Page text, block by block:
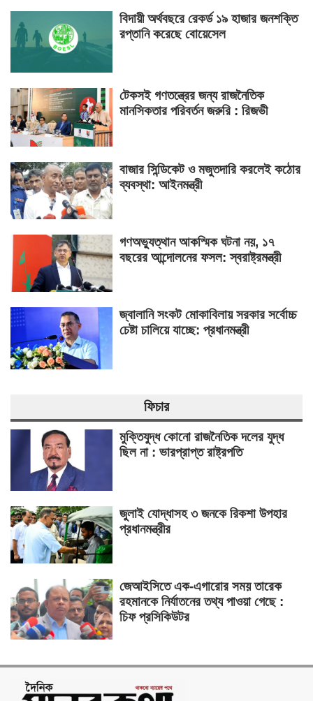
বিদায়ী অর্থবছরে রেকর্ড ১৯ হাজার জনশক্তি
রপ্তানি করেছে বোয়েসেল
টেকসই গণতন্ত্রের জন্য রাজনৈতিক
মানসিকতার পরিবর্তন জরুরি : রিজভী
বাজার সিন্ডিকেট ও মজুতদারি করলেই কঠোর
ব্যবস্থা: আইনমন্ত্রী
গণঅভ্যুত্থান আকস্মিক ঘটনা নয়, ১৭
বছরের আন্দোলনের ফসল: স্বরাষ্ট্রমন্ত্রী
জ্বালানি সংকট মোকাবিলায় সরকার সর্বোচ্চ
চেষ্টা চালিয়ে যাচ্ছে: প্রধানমন্ত্রী
ফিচার
মুক্তিযুদ্ধ কোনো রাজনৈতিক দলের যুদ্ধ
ছিল না : ভারপ্রাপ্ত রাষ্ট্রপতি
জুলাই যোদ্ধাসহ ৩ জনকে রিকশা উপহার
প্রধানমন্ত্রীর
জেআইসিতে এক-এগারোর সময় তারেক
রহমানকে নির্যাতনের তথ্য পাওয়া গেছে :
চিফ প্রসিকিউটর